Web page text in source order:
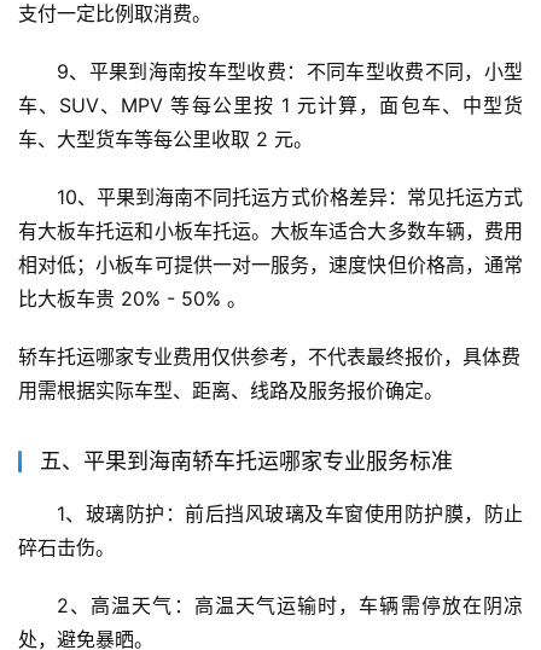
支付一定比例取消费。
9、平果到海南按车型收费：不同车型收费不同，小型
车、SUV、MPV 等每公里按 1 元计算，面包车、中型货
车、大型货车等每公里收取 2 元。
10、平果到海南不同托运方式价格差异：常见托运方式
有大板车托运和小板车托运。大板车适合大多数车辆，费用
相对低；小板车可提供一对一服务，速度快但价格高，通常
比大板车贵 20% - 50% 。
轿车托运哪家专业费用仅供参考，不代表最终报价，具体费
用需根据实际车型、距离、线路及服务报价确定。
五、平果到海南轿车托运哪家专业服务标准
1、玻璃防护：前后挡风玻璃及车窗使用防护膜，防止
碎石击伤。
2、高温天气：高温天气运输时，车辆需停放在阴凉
处，避免暴晒。